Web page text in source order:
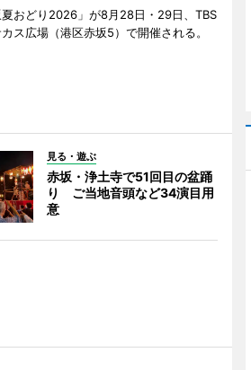
夏おどり2026」が8月28日・29日、TBS
ス広場（港区赤坂5）で開催される。
見る・遊ぶ
赤坂・浄土寺で51回目の盆踊
り ご当地音頭など34演目用
意